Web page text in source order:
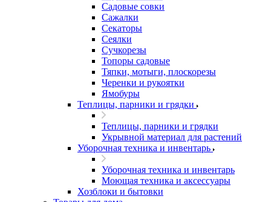
Садовые совки
Сажалки
Секаторы
Сеялки
Сучкорезы
Топоры садовые
Тяпки, мотыги, плоскорезы
Черенки и рукоятки
Ямобуры
Теплицы, парники и грядки
Теплицы, парники и грядки
Укрывной материал для растений
Уборочная техника и инвентарь
Уборочная техника и инвентарь
Моющая техника и аксессуары
Хозблоки и бытовки